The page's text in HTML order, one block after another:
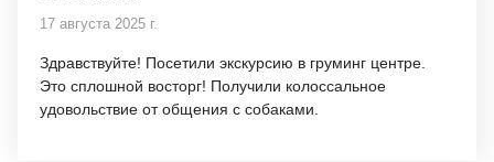
17 августа 2025 г.
Здравствуйте! Посетили экскурсию в груминг центре.
Это сплошной восторг! Получили колоссальное
удовольствие от общения с собаками.